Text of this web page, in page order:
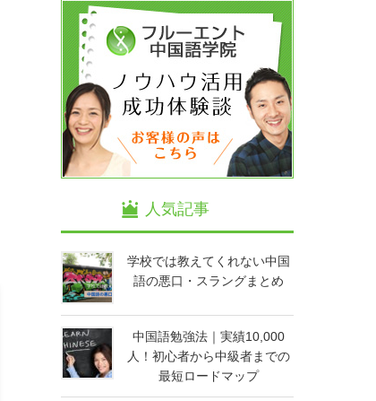
人気記事
学校では教えてくれない中国
語の悪口・スラングまとめ
中国語勉強法｜実績10,000
人！初心者から中級者までの
最短ロードマップ